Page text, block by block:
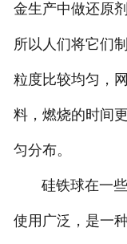
金生产中做还原
所以人们将它们
粒度比较均匀，
料，燃烧的时间
匀分布。
硅铁球在一
使用广泛，是一